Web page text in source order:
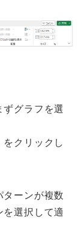
グラフを選
をクリックし
ーンが複数
選択して適